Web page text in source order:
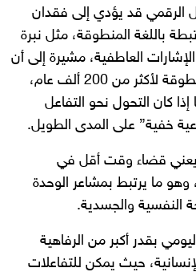
الرقمي قد يؤدي إلى فقدان
باللغة المنطوقة، مثل نبرة
العاطفية، مشيرة إلى أن
البشر اعتمدوا على اللغة المنطوقة لأكثر من 200 ألف عام،
كان التحول نحو التفاعل
خفية” على المدى الطويل.
يعني قضاء وقت أقل في
وهو ما يرتبط بمشاعر الوحدة
النفسية والجسدية.
بقدر أكبر من الرفاهية
حيث يمكن للتفاعلات